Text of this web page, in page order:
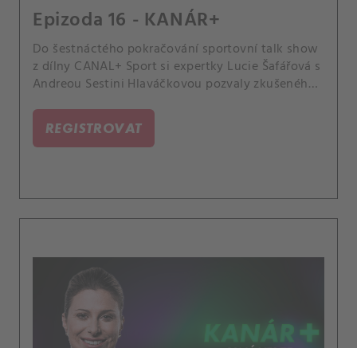
Epizoda 16 - KANÁR+
Do šestnáctého pokračování sportovní talk show
z dílny CANAL+ Sport si expertky Lucie Šafářová s
Andreou Sestini Hlaváčkovou pozvaly zkušeného
vzestup Nikoly Bartůňkové, přísnost dopingových
kontrol nebo zákulisí přípravy legendární Martiny
Hingis.
REGISTROVAT